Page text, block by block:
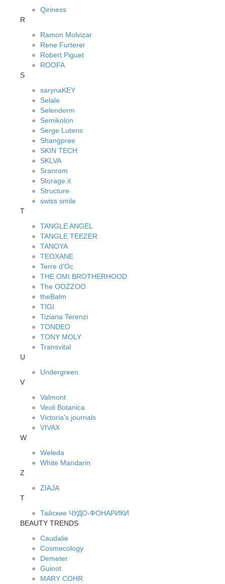
Qiriness
R
Ramon Molvizar
Rene Furterer
Robert Piguet
ROOFA
S
sarynaKEY
Selale
Selenderm
Semikolon
Serge Lutens
Shangpree
SKIN TECH
SKLVA
Sranrom
Storage.it
Structure
swiss smile
T
TANGLE ANGEL
TANGLE TEEZER
TANOYA
TEOXANE
Terre d'Oc
THE OMI BROTHERHOOD
The OOZZOO
theBalm
TIGI
Tiziana Terenzi
TONDEO
TONY MOLY
Transvital
U
Undergreen
V
Valmont
Veoli Botanica
Victoria's journals
VIVAX
W
Weleda
White Mandarin
Z
ZIAJA
Т
Тайские ЧУДО-ФОНАРИКИ
BEAUTY TRENDS
Caudalie
Cosmecology
Demeter
Guinot
MARY COHR